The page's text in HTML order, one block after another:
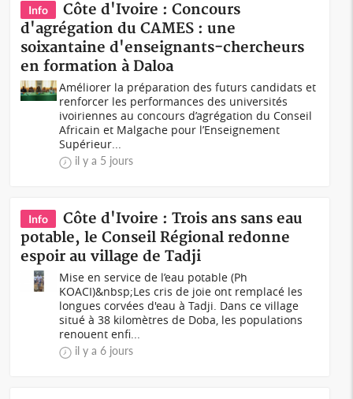
Info
Côte d'Ivoire : Concours
d'agrégation du CAMES : une
soixantaine d'enseignants-chercheurs
en formation à Daloa
Améliorer la préparation des futurs candidats et
renforcer les performances des universités
ivoiriennes au concours d’agrégation du Conseil
Africain et Malgache pour l’Enseignement
Supérieur...
il y a 5 jours
Info
Côte d'Ivoire : Trois ans sans eau
potable, le Conseil Régional redonne
espoir au village de Tadji
Mise en service de l’eau potable (Ph
KOACI)&nbsp;Les cris de joie ont remplacé les
longues corvées d'eau à Tadji. Dans ce village
situé à 38 kilomètres de Doba, les populations
renouent enfi...
il y a 6 jours